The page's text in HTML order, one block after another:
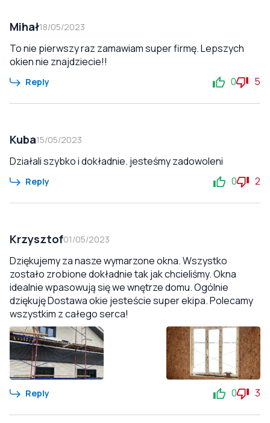
Mihał18/05/2023
To nie pierwszy raz zamawiam super firmę. Lepszych
okien nie znajdziecie!!
Reply 0 5
Kuba15/05/2023
Działali szybko i dokładnie. jesteśmy zadowoleni
Reply 0 2
Krzysztof01/05/2023
Dziękujemy za nasze wymarzone okna. Wszystko
zostało zrobione dokładnie tak jak chcieliśmy. Okna
idealnie wpasowują się we wnętrze domu. Ogólnie
dziękuję Dostawa okie jesteście super ekipa. Polecamy
wszystkim z całego serca!
Reply 0 3